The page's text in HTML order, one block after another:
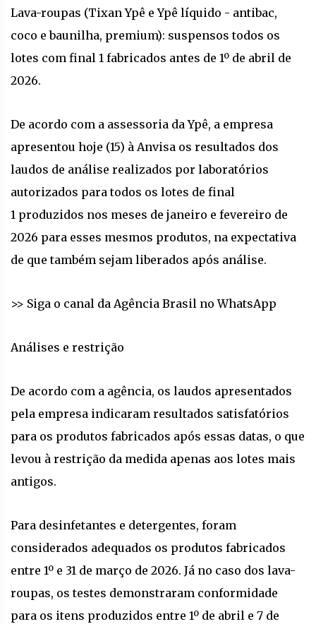
Lava-roupas (Tixan Ypê e Ypê líquido - antibac,
coco e baunilha, premium): suspensos todos os
lotes com final 1 fabricados antes de 1º de abril de
2026.
De acordo com a assessoria da Ypê, a empresa
apresentou hoje (15) à Anvisa os resultados dos
laudos de análise realizados por laboratórios
autorizados para todos os lotes de final
1 produzidos nos meses de janeiro e fevereiro de
2026 para esses mesmos produtos, na expectativa
de que também sejam liberados após análise.
>> Siga o canal da Agência Brasil no WhatsApp
Análises e restrição
De acordo com a agência, os laudos apresentados
pela empresa indicaram resultados satisfatórios
para os produtos fabricados após essas datas, o que
levou à restrição da medida apenas aos lotes mais
antigos.
Para desinfetantes e detergentes, foram
considerados adequados os produtos fabricados
entre 1º e 31 de março de 2026. Já no caso dos lava-
roupas, os testes demonstraram conformidade
para os itens produzidos entre 1º de abril e 7 de